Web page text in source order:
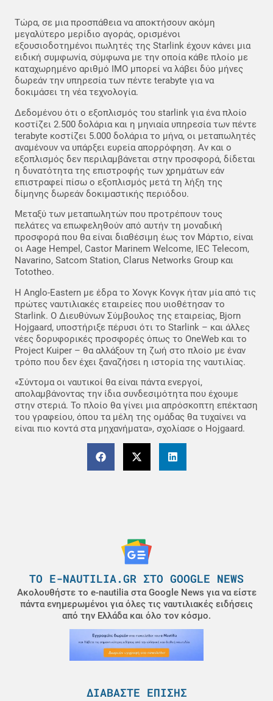
Τώρα, σε μια προσπάθεια να αποκτήσουν ακόμη
μεγαλύτερο μερίδιο αγοράς, ορισμένοι
εξουσιοδοτημένοι πωλητές της Starlink έχουν κάνει μια
ειδική συμφωνία, σύμφωνα με την οποία κάθε πλοίο με
καταχωρημένο αριθμό IMO μπορεί να λάβει δύο μήνες
δωρεάν την υπηρεσία των πέντε terabyte για να
δοκιμάσει τη νέα τεχνολογία.
Δεδομένου ότι ο εξοπλισμός του starlink για ένα πλοίο
κοστίζει 2.500 δολάρια και η μηνιαία υπηρεσία των πέντε
terabyte κοστίζει 5.000 δολάρια το μήνα, οι μεταπωλητές
αναμένουν να υπάρξει ευρεία απορρόφηση. Αν και ο
εξοπλισμός δεν περιλαμβάνεται στην προσφορά, δίδεται
η δυνατότητα της επιστροφής των χρημάτων εάν
επιστραφεί πίσω ο εξοπλισμός μετά τη λήξη της
δίμηνης δωρεάν δοκιμαστικής περιόδου.
Μεταξύ των μεταπωλητών που προτρέπουν τους
πελάτες να επωφεληθούν από αυτήν τη μοναδική
προσφορά που θα είναι διαθέσιμη έως τον Μάρτιο, είναι
οι Aage Hempel, Castor Marinem Welcome, IEC Telecom,
Navarino, Satcom Station, Clarus Networks Group και
Tototheo.
Η Anglo-Eastern με έδρα το Χονγκ Κονγκ ήταν μία από τις
πρώτες ναυτιλιακές εταιρείες που υιοθέτησαν το
Starlink. Ο Διευθύνων Σύμβουλος της εταιρείας, Bjorn
Hojgaard, υποστήριξε πέρυσι ότι το Starlink – και άλλες
νέες δορυφορικές προσφορές όπως το OneWeb και το
Project Kuiper – θα αλλάξουν τη ζωή στο πλοίο με έναν
τρόπο που δεν έχει ξαναζήσει η ιστορία της ναυτιλίας.
«Σύντομα οι ναυτικοί θα είναι πάντα ενεργοί,
απολαμβάνοντας την ίδια συνδεσιμότητα που έχουμε
στην στεριά. Το πλοίο θα γίνει μια απρόσκοπτη επέκταση
του γραφείου, όπου τα μέλη της ομάδας θα τυχαίνει να
είναι πιο κοντά στα μηχανήματα», σχολίασε ο Hojgaard.
ΤΟ E-NAUTILIA.GR ΣΤΟ GOOGLE NEWS
Ακολουθήστε το e-nautilia στα Google News για να είστε
πάντα ενημερωμένοι για όλες τις ναυτιλιακές ειδήσεις
από την Ελλάδα και όλο τον κόσμο.
ΔΙΑΒΆΣΤΕ ΕΠΊΣΗΣ